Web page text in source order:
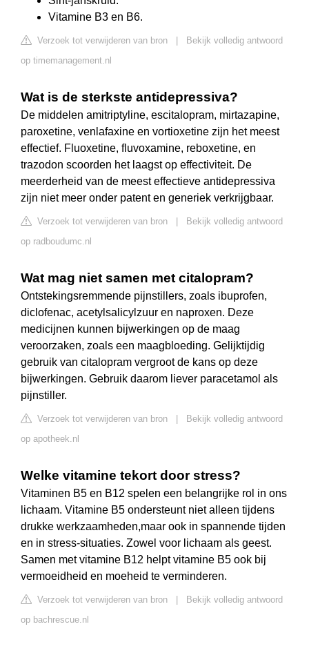
Vitamine B3 en B6.
Verzoek tot verwijderen van bron
Bekijk volledig antwoord
op timemanagement.nl
Wat is de sterkste antidepressiva?
De middelen amitriptyline, escitalopram, mirtazapine,
paroxetine, venlafaxine en vortioxetine zijn het meest
effectief. Fluoxetine, fluvoxamine, reboxetine, en
trazodon scoorden het laagst op effectiviteit. De
meerderheid van de meest effectieve antidepressiva
zijn niet meer onder patent en generiek verkrijgbaar.
Verzoek tot verwijderen van bron
Bekijk volledig antwoord
op radboudumc.nl
Wat mag niet samen met citalopram?
Ontstekingsremmende pijnstillers, zoals ibuprofen,
diclofenac, acetylsalicylzuur en naproxen. Deze
medicijnen kunnen bijwerkingen op de maag
veroorzaken, zoals een maagbloeding. Gelijktijdig
gebruik van citalopram vergroot de kans op deze
bijwerkingen. Gebruik daarom liever paracetamol als
pijnstiller.
Verzoek tot verwijderen van bron
Bekijk volledig antwoord
op apotheek.nl
Welke vitamine tekort door stress?
Vitaminen B5 en B12 spelen een belangrijke rol in ons
lichaam. Vitamine B5 ondersteunt niet alleen tijdens
drukke werkzaamheden,maar ook in spannende tijden
en in stress-situaties. Zowel voor lichaam als geest.
Samen met vitamine B12 helpt vitamine B5 ook bij
vermoeidheid en moeheid te verminderen.
Verzoek tot verwijderen van bron
Bekijk volledig antwoord
op bachrescue.nl